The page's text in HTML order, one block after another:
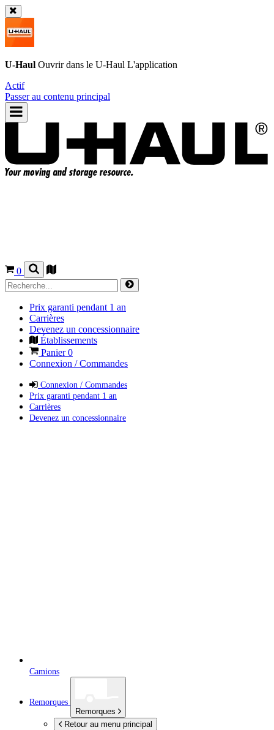
U-Haul Ouvrir dans le U-Haul L'application
Actif
Passer au contenu principal
0
Prix garanti pendant 1 an
Carrières
Devenez un concessionnaire
Établissements
Panier0
Connexion / Commandes
Connexion / Commandes
Prix garanti pendant 1 an
Carrières
Devenez un concessionnaire
Camions
Remorques
Remorques
Retour au menu principal